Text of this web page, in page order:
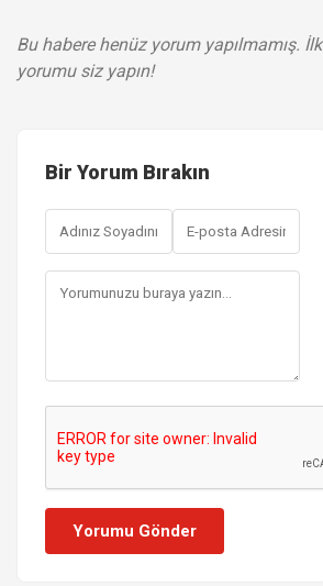
Bu habere henüz yorum yapılmamış. İlk
yorumu siz yapın!
Bir Yorum Bırakın
Yorumu Gönder